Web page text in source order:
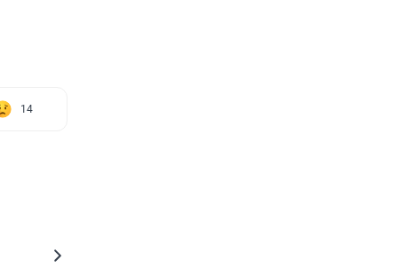
14